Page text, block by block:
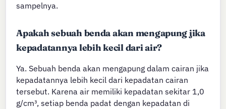
sampelnya.
Apakah sebuah benda akan mengapung jika
kepadatannya lebih kecil dari air?
Ya. Sebuah benda akan mengapung dalam cairan jika
kepadatannya lebih kecil dari kepadatan cairan
tersebut. Karena air memiliki kepadatan sekitar 1,0
g/cm³, setiap benda padat dengan kepadatan di